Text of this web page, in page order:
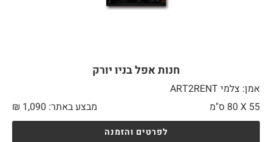
חנות אפל בניו יורק
אמן: צלמי ART2RENT
55 X
מבצע באתר: ₪ 1,090
לפרטים והזמנה